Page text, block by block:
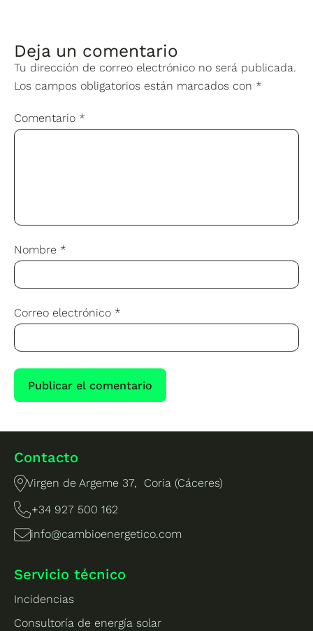
Deja un comentario
Tu dirección de correo electrónico no será publicada.
Los campos obligatorios están marcados con *
Comentario *
Nombre *
Correo electrónico *
Contacto
Virgen de Argeme 37, Coria (Cáceres)
+34 927 500 162
info@cambioenergetico.com
Servicio técnico
Incidencias
Consultoría de energía solar